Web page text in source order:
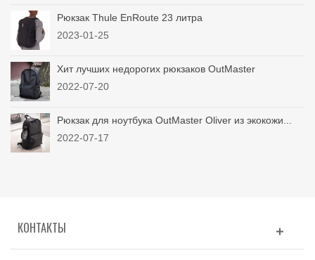
Рюкзак Thule EnRoute 23 литра
2023-01-25
Хит лучших недорогих рюкзаков OutMaster
2022-07-20
Рюкзак для ноутбука OutMaster Oliver из экокожи...
2022-07-17
КОНТАКТЫ